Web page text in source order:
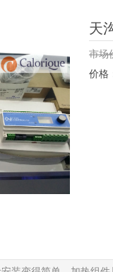
天
市场
价格